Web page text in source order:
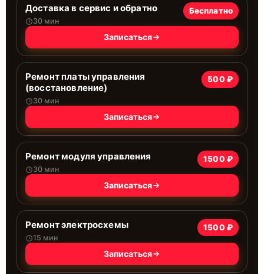
Доставка в сервис и обратно
30 мин
Бесплатно
Записаться
Ремонт платы управления
(восстановление)
30 мин
500 ₽
Записаться
Ремонт модуля управления
30 мин
1500 ₽
Записаться
Ремонт электросхемы
15 мин
1500 ₽
Записаться